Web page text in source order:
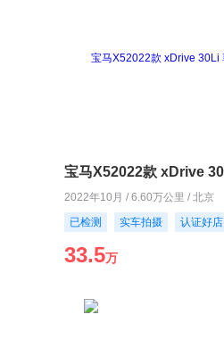
2022年10月 / 6.60万公里 / 北京
已检测
实车拍摄 认证好店
33.5万